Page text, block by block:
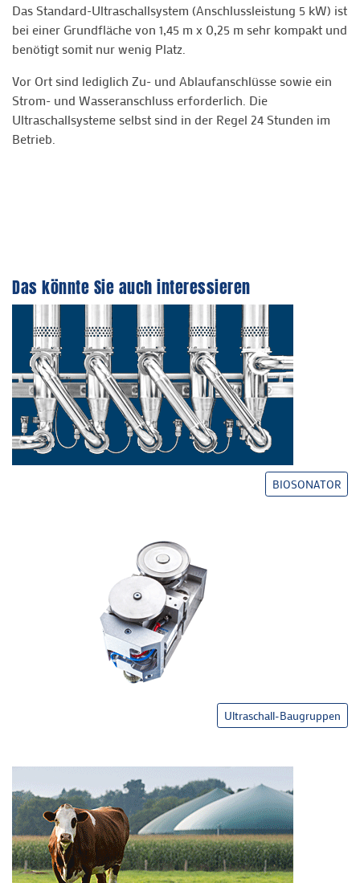
Das Standard-Ultraschallsystem (Anschlussleistung 5 kW) ist
bei einer Grundfläche von 1,45 m x 0,25 m sehr kompakt und
benötigt somit nur wenig Platz.
Vor Ort sind lediglich Zu- und Ablaufanschlüsse sowie ein
Strom- und Wasseranschluss erforderlich. Die
Ultraschallsysteme selbst sind in der Regel 24 Stunden im
Betrieb.
Das könnte Sie auch interessieren
BIOSONATOR
Ultraschall-Baugruppen